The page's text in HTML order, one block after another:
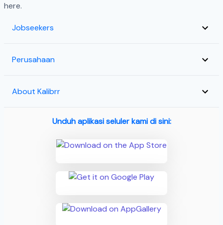
here.
Jobseekers
Perusahaan
About Kalibrr
Unduh aplikasi seluler kami di sini: